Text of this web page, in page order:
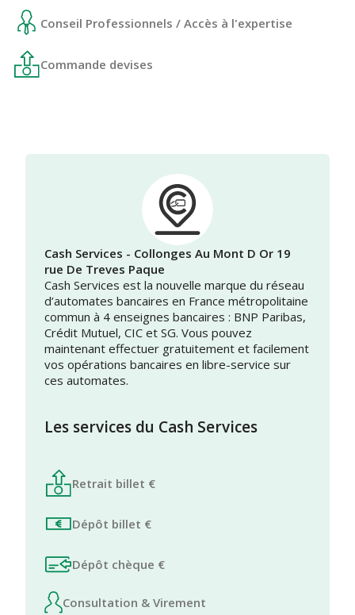
Conseil Professionnels / Accès à l'expertise
Commande devises
Cash Services - Collonges Au Mont D Or 19
rue De Treves Paque
Cash Services est la nouvelle marque du réseau
d’automates bancaires en France métropolitaine
commun à 4 enseignes bancaires : BNP Paribas,
Crédit Mutuel, CIC et SG. Vous pouvez
maintenant effectuer gratuitement et facilement
vos opérations bancaires en libre-service sur
ces automates.
Les services du Cash Services
Retrait billet €
Dépôt billet €
Dépôt chèque €
Consultation & Virement